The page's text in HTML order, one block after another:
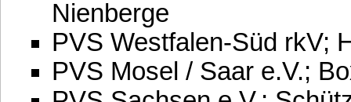
Nienberge
PVS Westfalen-Süd rkV;
PVS Mosel / Saar e.V.;